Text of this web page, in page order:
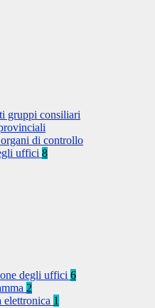
gruppi consiliari
di controllo
uffici 8
degli uffici 6
2
elettronica 1